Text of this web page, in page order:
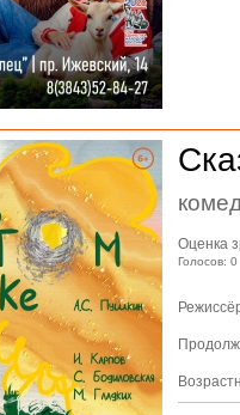
Оценка
Голосов: 0